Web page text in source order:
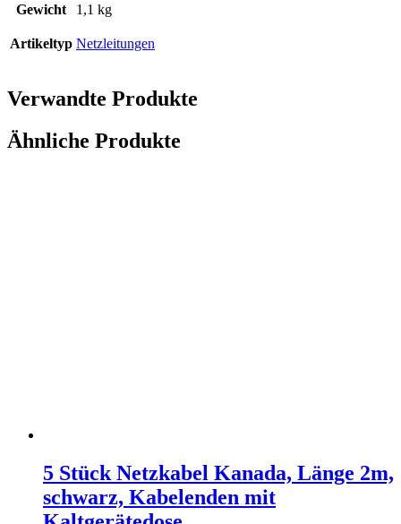
Gewicht 1,1 kg
Artikeltyp Netzleitungen
Verwandte Produkte
Ähnliche Produkte
5 Stück Netzkabel Kanada, Länge 2m,
schwarz, Kabelenden mit